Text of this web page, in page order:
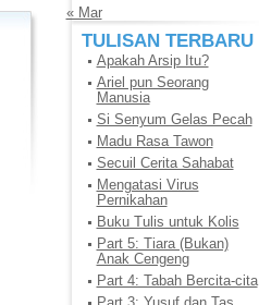
« Mar
TULISAN TERBARU
Apakah Arsip Itu?
Ariel pun Seorang
Manusia
Si Senyum Gelas Pecah
Madu Rasa Tawon
Secuil Cerita Sahabat
Mengatasi Virus
Pernikahan
Buku Tulis untuk Kolis
Part 5: Tiara (Bukan)
Anak Cengeng
Part 4: Tabah Bercita-cita